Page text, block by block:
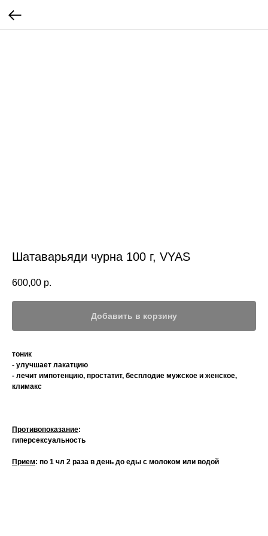
Шатаварьяди чурна 100 г, VYAS
600,00 р.
Добавить в корзину
тоник
- улучшает лакатцию
- лечит импотенцию, простатит, бесплодие мужское и женское,
климакс
Противопоказание:
гиперсексуальность
Прием: по 1 чл 2 раза в день до еды с молоком или водой